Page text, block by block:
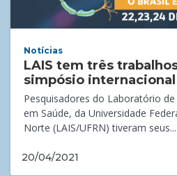
Notícias
LAIS tem três
simpósio internacional
Pesquisadores do Laboratório
em Saúde, da Universidade
Norte (LAIS/UFRN) tiveram seus...
20/04/2021